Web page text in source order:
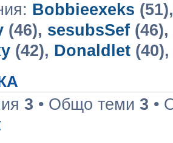
Bobbieexeks
(46), sesubsSef (46),
(42), Donaldlet
3 • Общо теми 3 •